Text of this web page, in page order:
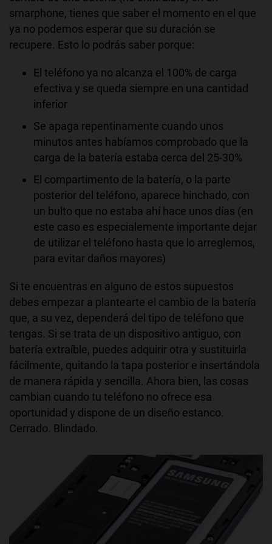
smarphone, tienes que saber el momento en el que
ya no podemos esperar que su duración se
recupere. Esto lo podrás saber porque:
El teléfono ya no alcanza el 100% de carga
efectiva y se queda siempre en una cantidad
inferior
Se apaga repentinamente cuando unos
minutos antes habíamos comprobado que la
carga de la batería estaba cerca del 25-30%
El compartimento de la batería, o la parte
posterior del teléfono, aparece hinchado, con
un bulto que no estaba ahí hace unos días (en
este caso es especialemente importante dejar
de utilizar el teléfono hasta que lo arreglemos,
para evitar daños mayores)
Si te encuentras en alguno de estos supuestos
debes empezar a plantearte el cambio de la batería
que, a su vez, dependerá del tipo de teléfono que
tengas. Si se trata de un dispositivo antiguo, con
batería extraíble, puedes adquirir otra y sustituirla
fácilmente, quitando la tapa posterior e insertándola
de manera rápida y sencilla. Ahora bien, las cosas
cambian cuando tu teléfono no ofrece esa
oportunidad y dispone de un diseño estanco.
Cerrado. Blindado.